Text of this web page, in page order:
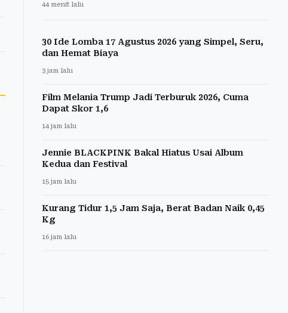
44 menit lalu
30 Ide Lomba 17 Agustus 2026 yang Simpel, Seru,
dan Hemat Biaya
3 jam lalu
Film Melania Trump Jadi Terburuk 2026, Cuma
Dapat Skor 1,6
14 jam lalu
Jennie BLACKPINK Bakal Hiatus Usai Album
Kedua dan Festival
15 jam lalu
Kurang Tidur 1,5 Jam Saja, Berat Badan Naik 0,45
Kg
16 jam lalu